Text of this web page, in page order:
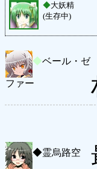
◆大妖精
(生存中)
◆ベール・ゼ
ファー
◆霊烏路空